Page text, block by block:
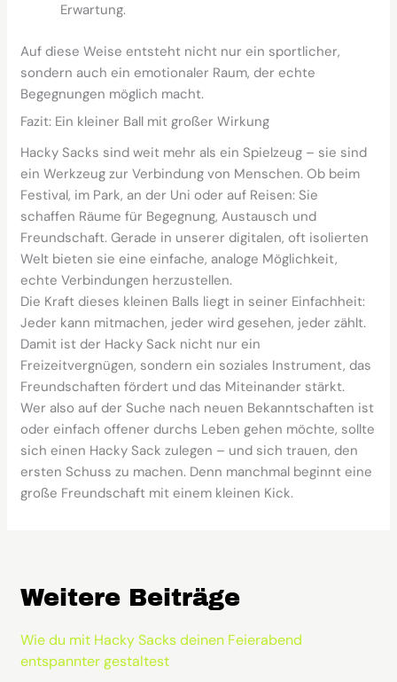
Erwartung.
Auf diese Weise entsteht nicht nur ein sportlicher,
sondern auch ein emotionaler Raum, der echte
Begegnungen möglich macht.
Fazit: Ein kleiner Ball mit großer Wirkung
Hacky Sacks sind weit mehr als ein Spielzeug – sie sind
ein Werkzeug zur Verbindung von Menschen. Ob beim
Festival, im Park, an der Uni oder auf Reisen: Sie
schaffen Räume für Begegnung, Austausch und
Freundschaft. Gerade in unserer digitalen, oft isolierten
Welt bieten sie eine einfache, analoge Möglichkeit,
echte Verbindungen herzustellen.
Die Kraft dieses kleinen Balls liegt in seiner Einfachheit:
Jeder kann mitmachen, jeder wird gesehen, jeder zählt.
Damit ist der Hacky Sack nicht nur ein
Freizeitvergnügen, sondern ein soziales Instrument, das
Freundschaften fördert und das Miteinander stärkt.
Wer also auf der Suche nach neuen Bekanntschaften ist
oder einfach offener durchs Leben gehen möchte, sollte
sich einen Hacky Sack zulegen – und sich trauen, den
ersten Schuss zu machen. Denn manchmal beginnt eine
große Freundschaft mit einem kleinen Kick.
Weitere Beiträge
Wie du mit Hacky Sacks deinen Feierabend
entspannter gestaltest